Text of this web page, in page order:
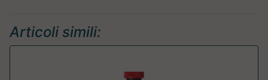
Articoli simili: